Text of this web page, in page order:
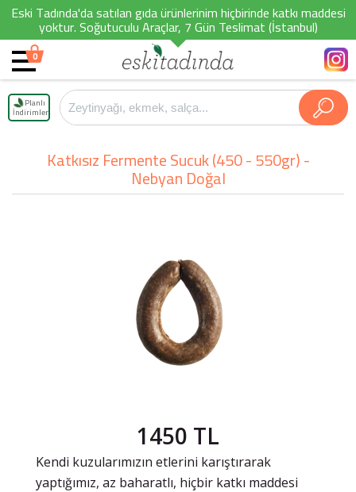
Eski Tadında'da satılan gıda ürünlerinim hiçbirinde katkı maddesi
yoktur. Soğutuculu Araçlar, 7 Gün Teslimat (İstanbul)
0
Planlı
İndirimler
Katkısız Fermente Sucuk (450 - 550gr) -
Nebyan Doğal
1450 TL
Kendi kuzularımızın etlerini karıştırarak
yaptığımız, az baharatlı, hiçbir katkı maddesi